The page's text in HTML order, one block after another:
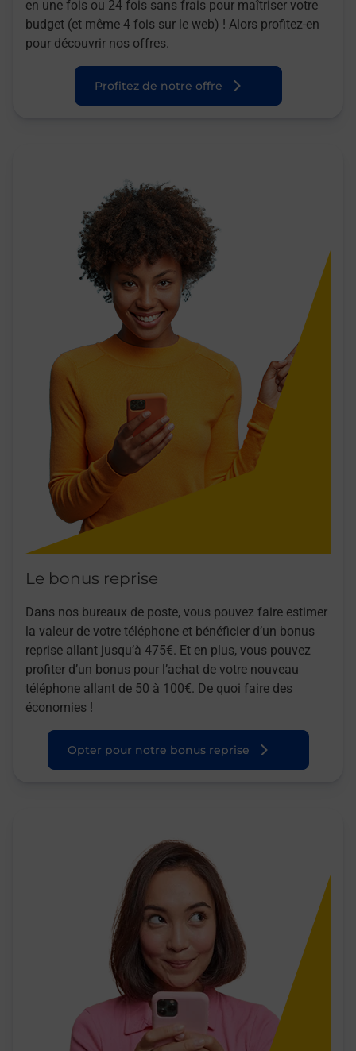
en une fois ou 24 fois sans frais pour maîtriser votre
budget (et même 4 fois sur le web) ! Alors profitez-en
pour découvrir nos offres.
Profitez de notre offre
Le bonus reprise
Dans nos bureaux de poste, vous pouvez faire estimer
la valeur de votre téléphone et bénéficier d’un bonus
reprise allant jusqu’à 475€. Et en plus, vous pouvez
profiter d’un bonus pour l’achat de votre nouveau
téléphone allant de 50 à 100€. De quoi faire des
économies !
Opter pour notre bonus reprise